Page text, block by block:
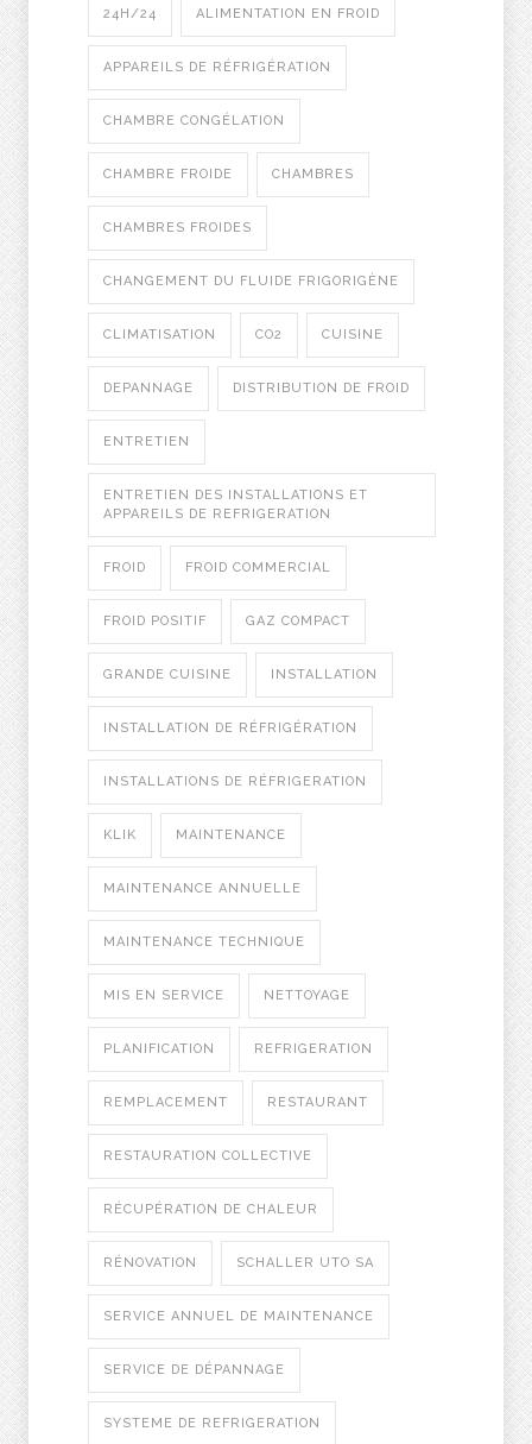
24H/24 ALIMENTATION EN FROID
APPAREILS DE RÉFRIGÉRATION
CHAMBRE CONGÉLATION
CHAMBRE FROIDE CHAMBRES
CHAMBRES FROIDES
CHANGEMENT DU FLUIDE FRIGORIGÈNE
CLIMATISATION CO2 CUISINE
DEPANNAGE DISTRIBUTION DE FROID
ENTRETIEN
ENTRETIEN DES INSTALLATIONS ET
APPAREILS DE REFRIGERATION
FROID FROID COMMERCIAL
FROID POSITIF GAZ COMPACT
GRANDE CUISINE INSTALLATION
INSTALLATION DE RÉFRIGÉRATION
INSTALLATIONS DE RÉFRIGERATION
KLIK MAINTENANCE
MAINTENANCE ANNUELLE
MAINTENANCE TECHNIQUE
MIS EN SERVICE NETTOYAGE
PLANIFICATION REFRIGERATION
REMPLACEMENT RESTAURANT
RESTAURATION COLLECTIVE
RÉCUPÉRATION DE CHALEUR
RÉNOVATION SCHALLER UTO SA
SERVICE ANNUEL DE MAINTENANCE
SERVICE DE DÉPANNAGE
SYSTEME DE REFRIGERATION